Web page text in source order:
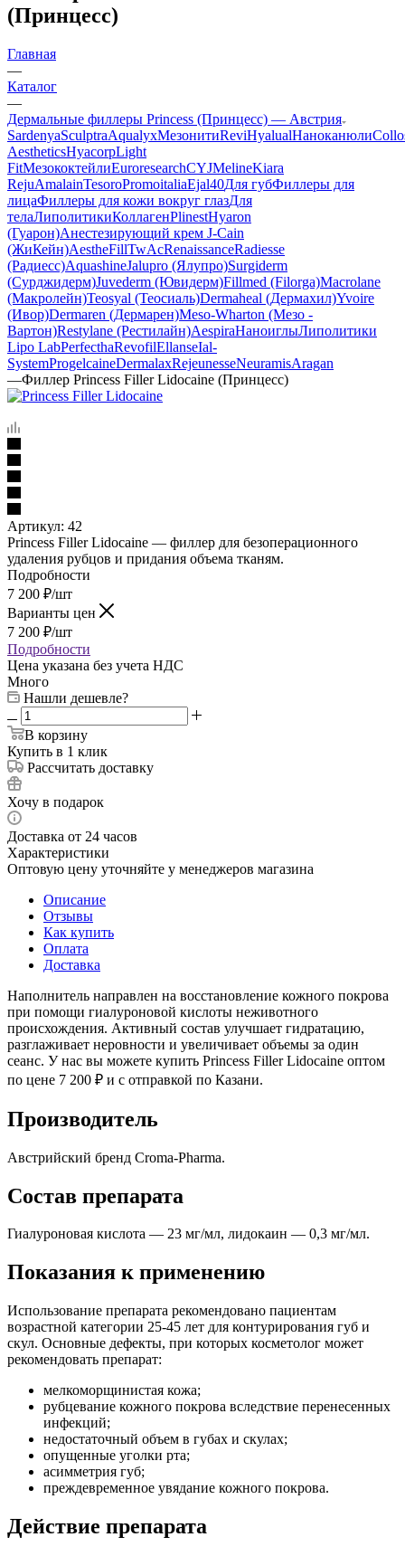
(Принцесс)
Главная
—
Каталог
—
Дермальные филлеры Princess (Принцесс) — Австрия
SardenyaSculptraAqualyxМезонитиReviHyalualНаноканюли
AestheticsHyacorpLight
FitМезококтейлиEuroresearchCYJMelineKiara
RejuAmalainTesoroPromoitaliaEjal40Для губФиллеры для
лицаФиллеры для кожи вокруг глазДля
телаЛиполитикиКоллагенPlinestHyaron
(Гуарон)Анестезирующий крем J-Cain
(ЖиКейн)AestheFillTwAcRenaissanceRadiesse
(Радиесс)AquashineJalupro (Ялупро)Surgiderm
(Сурджидерм)Juvederm (Ювидерм)Fillmed (Filorga)Macrolane
(Макролейн)Teosyal (Теосиаль)Dermaheal (Дермахил)Yvoire
(Ивор)Dermaren (Дермарен)Meso-Wharton (Мезо -
Вартон)Restylane (Рестилайн)AespiraНаноиглыЛиполитики
Lipo LabPerfecthaRevofilEllanseIal-
SystemProgelcaineDermalaxRejeunesseNeuramisAragan
—Филлер Princess Filler Lidocaine (Принцесс)
Артикул: 42
Princess Filler Lidocaine — филлер для безоперационного
удаления рубцов и придания объема тканям.
Подробности
7 200 ₽/шт
Варианты цен
7 200 ₽/шт
Подробности
Цена указана без учета НДС
Много
Нашли дешевле?
В корзину
Купить в 1 клик
Рассчитать доставку
Хочу в подарок
Доставка от 24 часов
Характеристики
Оптовую цену уточняйте у менеджеров магазина
Описание
Отзывы
Как купить
Оплата
Доставка
Наполнитель направлен на восстановление кожного покрова
при помощи гиалуроновой кислоты неживотного
происхождения. Активный состав улучшает гидратацию,
разглаживает неровности и увеличивает объемы за один
сеанс. У нас вы можете купить Princess Filler Lidocaine оптом
по цене 7 200 ₽ и с отправкой по Казани.
Производитель
Австрийский бренд Croma-Pharma.
Состав препарата
Гиалуроновая кислота — 23 мг/мл, лидокаин — 0,3 мг/мл.
Показания к применению
Использование препарата рекомендовано пациентам
возрастной категории 25-45 лет для контурирования губ и
скул. Основные дефекты, при которых косметолог может
рекомендовать препарат:
мелкоморщинистая кожа;
рубцевание кожного покрова вследствие перенесенных
инфекций;
недостаточный объем в губах и скулах;
опущенные уголки рта;
асимметрия губ;
преждевременное увядание кожного покрова.
Действие препарата